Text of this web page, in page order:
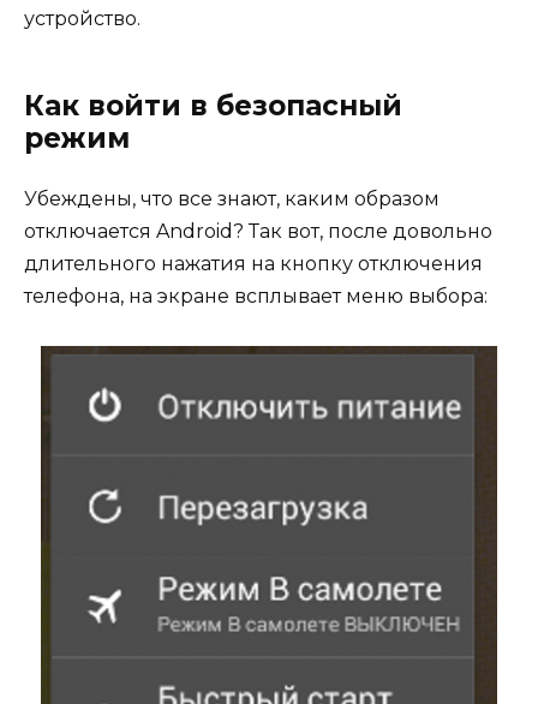
устройство.
Как войти в безопасный
режим
Убеждены, что все знают, каким образом
отключается Android? Так вот, после довольно
длительного нажатия на кнопку отключения
телефона, на экране всплывает меню выбора: